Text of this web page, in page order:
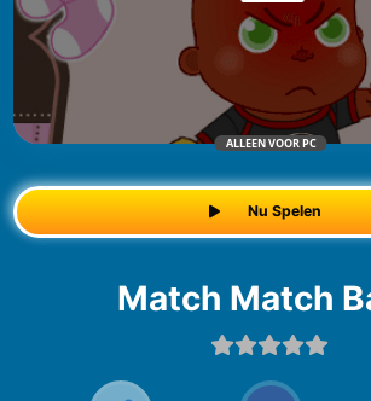
ALLEEN VOOR PC
Nu Spelen
Match Match